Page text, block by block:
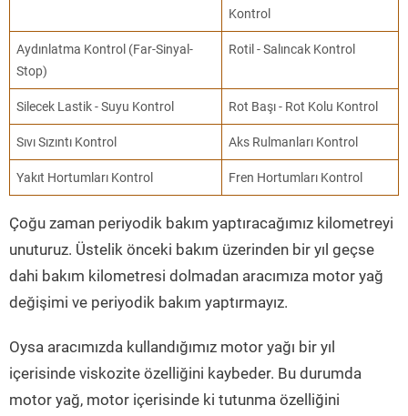
Kontrol
Aydınlatma Kontrol (Far-Sinyal-
Stop)
Rotil - Salıncak Kontrol
Silecek Lastik - Suyu Kontrol Rot Başı - Rot Kolu Kontrol
Sıvı Sızıntı Kontrol Aks Rulmanları Kontrol
Yakıt Hortumları Kontrol Fren Hortumları Kontrol
Çoğu zaman periyodik bakım yaptıracağımız kilometreyi
unuturuz. Üstelik önceki bakım üzerinden bir yıl geçse
dahi bakım kilometresi dolmadan aracımıza motor yağ
değişimi ve periyodik bakım yaptırmayız.
Oysa aracımızda kullandığımız motor yağı bir yıl
içerisinde viskozite özelliğini kaybeder. Bu durumda
motor yağ, motor içerisinde ki tutunma özelliğini